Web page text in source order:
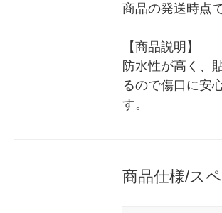
商品の発送時点
【商品説明】
防水性が高く、
るので傷口に安
す。
商品仕様/ス